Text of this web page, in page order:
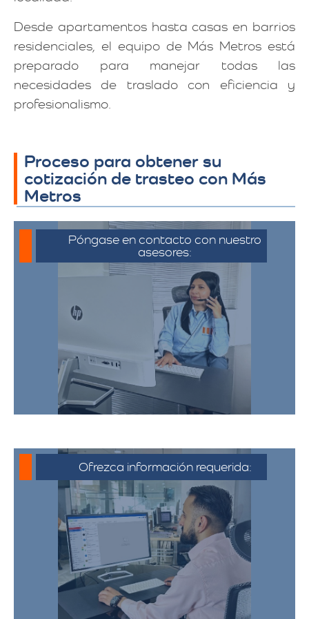
Desde apartamentos hasta casas en barrios
residenciales, el equipo de Más Metros está
preparado para manejar todas las
necesidades de traslado con eficiencia y
profesionalismo.
Proceso para obtener su
cotización de trasteo con Más
Metros
Póngase en contacto con nuestro
asesores:
Para iniciar el proceso de solicitud de
cotización, puede comunicarse a través
de whatsapp haciendo click en cotizar.​
Ofrezca información requerida:
Debe proporcionar información detallada
sobre la mudanza, incluyendo la dirección
de origen y destino, el tipo y cantidad de
pertenencias.​